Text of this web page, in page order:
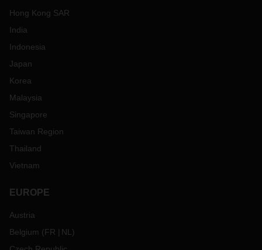
Hong Kong SAR
India
Indonesia
Japan
Korea
Malaysia
Singapore
Taiwan Region
Thailand
Vietnam
EUROPE
Austria
Belgium (FR NL )